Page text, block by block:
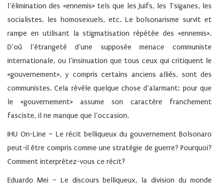
l’élimination des «ennemis» tels que les Juifs, les Tsiganes, les
socialistes, les homosexuels, etc. Le bolsonarisme survit et
rampe en utilisant la stigmatisation répétée des «ennemis».
D’où l’étrangeté d’une supposée menace communiste
internationale, ou l’insinuation que tous ceux qui critiquent le
«gouvernement», y compris certains anciens alliés, sont des
communistes. Cela révèle quelque chose d’alarmant: pour que
le «gouvernement» assume son caractère franchement
fasciste, il ne manque que l’occasion.
IHU On-Line – Le récit belliqueux du gouvernement Bolsonaro
peut-il être compris comme une stratégie de guerre? Pourquoi?
Comment interprétez-vous ce récit?
Eduardo Mei – Le discours belliqueux, la division du monde